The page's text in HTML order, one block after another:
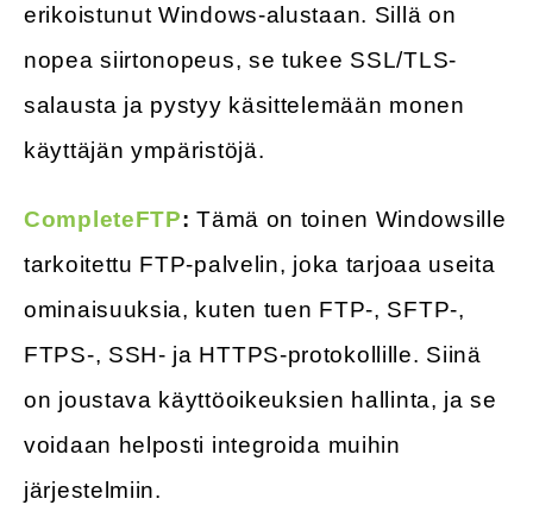
erikoistunut Windows-alustaan. Sillä on
nopea siirtonopeus, se tukee SSL/TLS-
salausta ja pystyy käsittelemään monen
käyttäjän ympäristöjä.
CompleteFTP: Tämä on toinen Windowsille
tarkoitettu FTP-palvelin, joka tarjoaa useita
ominaisuuksia, kuten tuen FTP-, SFTP-,
FTPS-, SSH- ja HTTPS-protokollille. Siinä
on joustava käyttöoikeuksien hallinta, ja se
voidaan helposti integroida muihin
järjestelmiin.